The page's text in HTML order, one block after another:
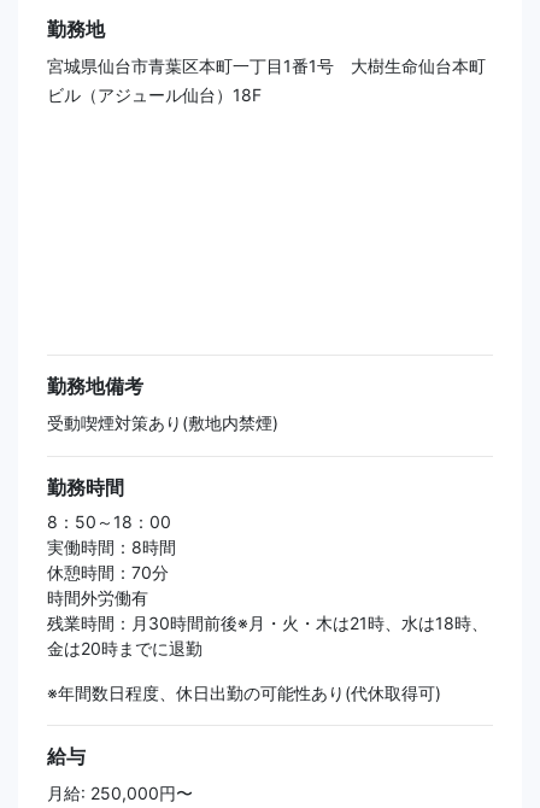
勤務地
宮城県仙台市青葉区本町一丁目1番1号 大樹生命仙台本町
ビル（アジュール仙台）18F
勤務地備考
受動喫煙対策あり(敷地内禁煙)
勤務時間
8：50～18：00
実働時間：8時間
休憩時間：70分
時間外労働有
残業時間：月30時間前後※月・火・木は21時、水は18時、
金は20時までに退勤
※年間数日程度、休日出勤の可能性あり(代休取得可)
給与
月給: 250,000円〜